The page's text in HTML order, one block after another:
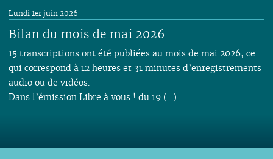
Bilan du mois de mai 2026
Lundi 1er juin 2026
15 transcriptions ont été publiées au mois de mai 2026, ce
qui correspond à 12 heures et 31 minutes d’enregistrements
audio ou de vidéos.
Dans l’émission Libre à vous ! du 19 (…)